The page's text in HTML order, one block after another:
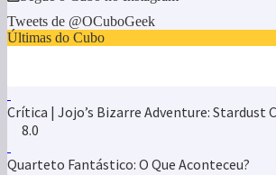
Tweets de @OCuboGeek
Últimas do Cubo
Crítica | Jojo’s Bizarre Adventure: Stardust
8.0
Quarteto Fantástico: O Que Aconteceu?